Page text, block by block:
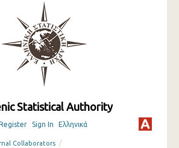
Statistical Authority
Sign In Ελληνικά
Collaborators /